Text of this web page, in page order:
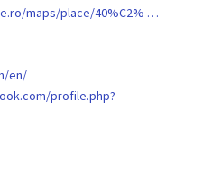
maps/place/40%C2% …
en/
profile.php?